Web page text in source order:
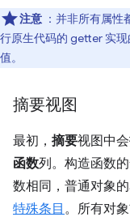
注意 ：并非所有属
行原生代码的 getter 实
值。
摘要视图
最初， 摘要视图中
函数列。构造函数
数相同，普通对象
特殊条目 。所有对